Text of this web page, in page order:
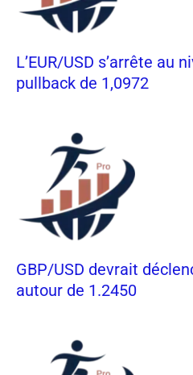
L’EUR/USD s’arrête au
pullback de 1,0972
GBP/USD devrait
autour de 1.2450